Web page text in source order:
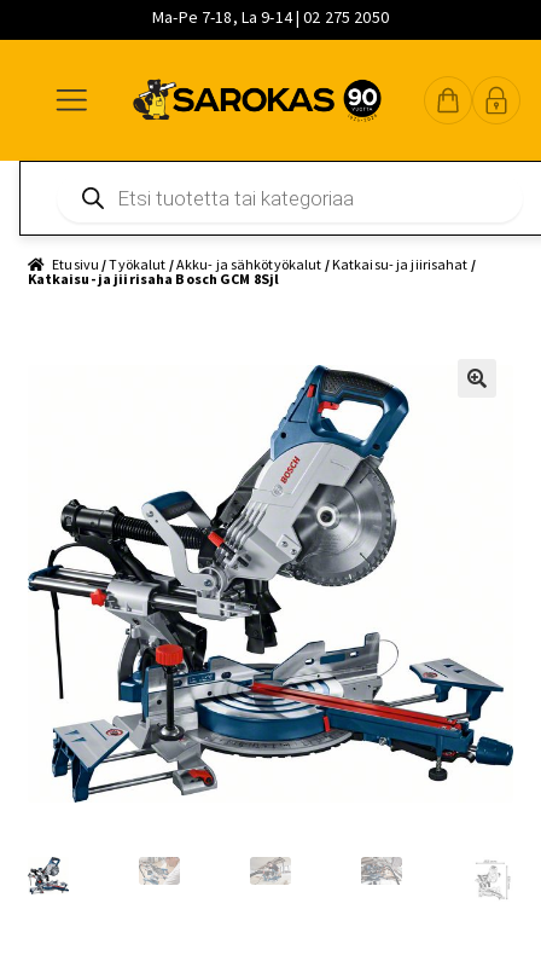
Ma-Pe 7-18, La 9-14 | 02 275 2050
navigointiin
sisältöön
pääsisältöön
search
Etusivu /Työkalut /Akku- ja sähkötyökalut /Katkaisu- ja jiirisahat /
Katkaisu- ja jiirisaha Bosch GCM 8Sjl